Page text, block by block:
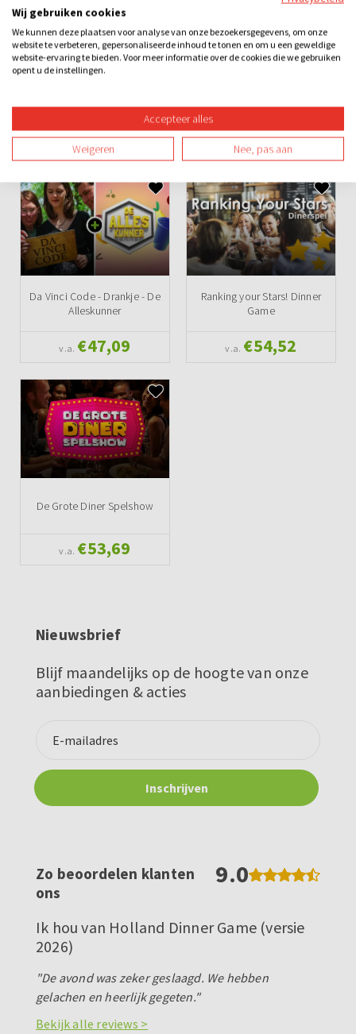
Dinner games Quizzen Losse activiteiten Bedrijfsuitje
Familie-uitje Teamuitje Groepsuitje Vrijgezellenuitje
Da Vinci Code - Drankje - De
Alleskunner
v.a. €47,09
Ranking your Stars! Dinner
Game
v.a. €54,52
De Grote Diner Spelshow
v.a. €53,69
Nieuwsbrief
Blijf maandelijks op de hoogte van onze
aanbiedingen & acties
Zo beoordelen klanten
ons
9.0
Ik hou van Holland Dinner Game (versie
2026)
"De avond was zeker geslaagd. We hebben
gelachen en heerlijk gegeten."
Bekijk alle reviews >
Wij gebruiken cookies
We kunnen deze plaatsen voor analyse van onze bezoekersgegevens, om onze
website te verbeteren, gepersonaliseerde inhoud te tonen en om u een geweldige
website-ervaring te bieden. Voor meer informatie over de cookies die we gebruiken
opent u de instellingen.
Accepteer alles
Weigeren Nee, pas aan